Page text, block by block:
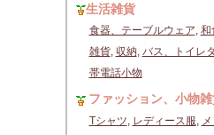
生活雑貨
食器、テーブルウェア, 和
雑貨, 収納, バス、トイレ
帯電話小物
ファッション、小物
Tシャツ, レディース服,